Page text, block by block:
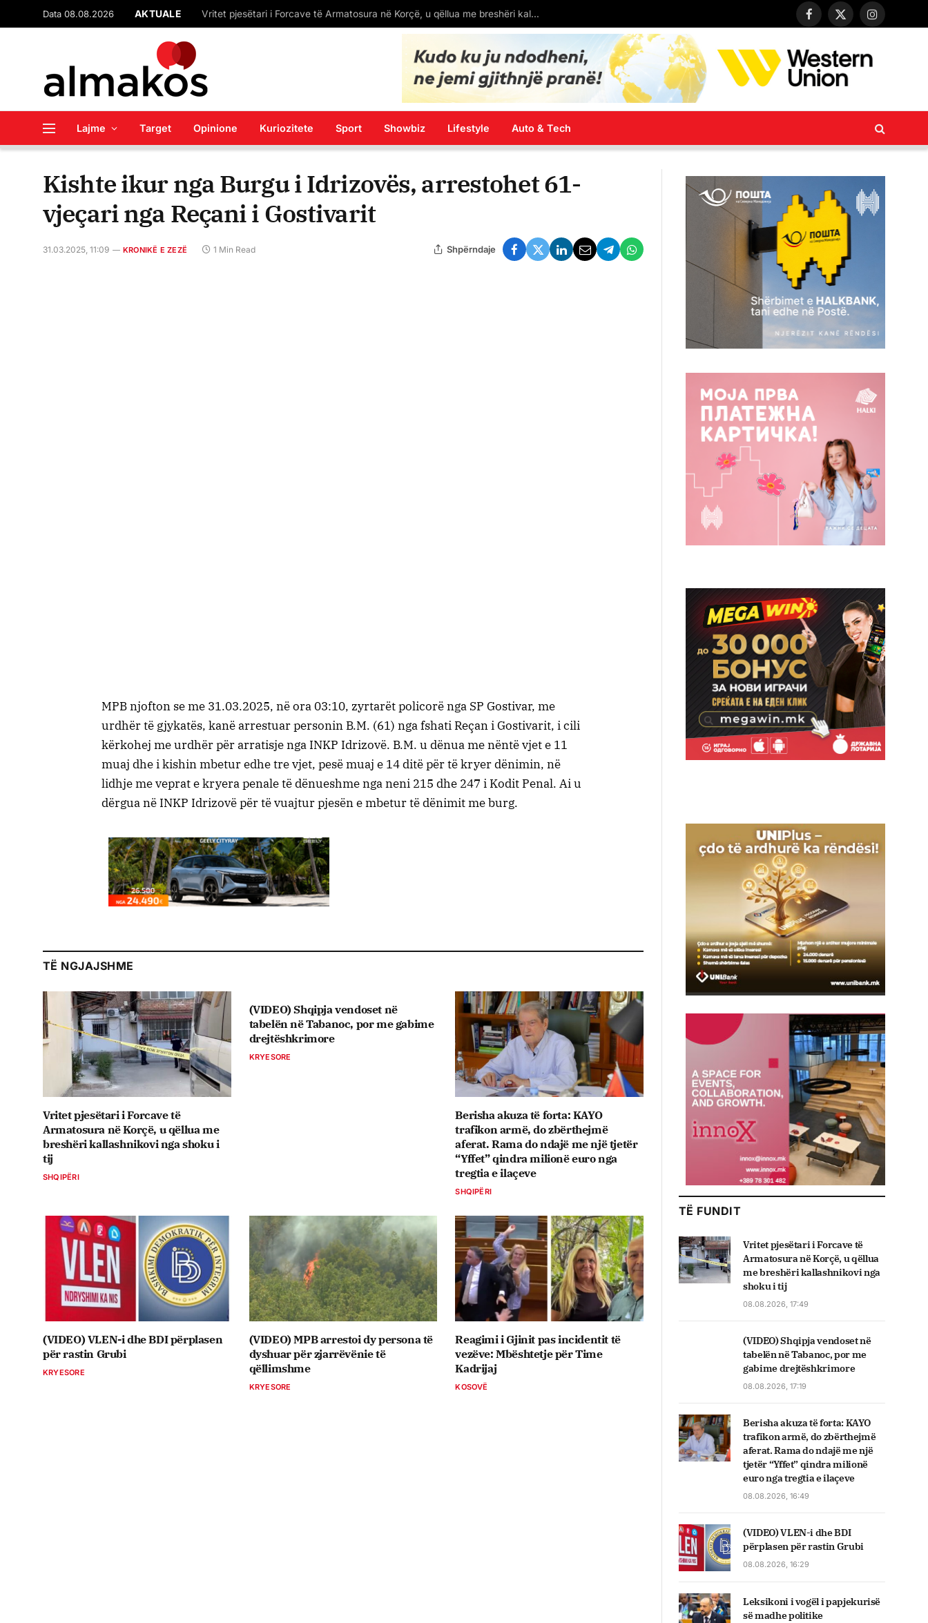
Data 08.08.2026 AKTUALE (VIDEO) Shqipja vendoset në tabelën në Tabanoc, por me gabime drejtëshkrimore
Facebook
X
Instagram
Lajme Target Opinione Kuriozitete Sport Showbiz Lifestyle Auto & Tech
Kishte ikur nga Burgu i Idrizovës, arrestohet 61-
vjeçari nga Reçani i Gostivarit
31.03.2025, 11:09 KRONIKË E ZEZË 1 Min Read Shpërndaje
MPB njofton se me 31.03.2025, në ora 03:10, zyrtarët policorë nga SP Gostivar, me
urdhër të gjykatës, kanë arrestuar personin B.M. (61) nga fshati Reçan i Gostivarit, i cili
kërkohej me urdhër për arratisje nga INKP Idrizovë. B.M. u dënua me nëntë vjet e 11
muaj dhe i kishin mbetur edhe tre vjet, pesë muaj e 14 ditë për të kryer dënimin, në
lidhje me veprat e kryera penale të dënueshme nga neni 215 dhe 247 i Kodit Penal. Ai u
dërgua në INKP Idrizovë për të vuajtur pjesën e mbetur të dënimit me burg.
TË NGJAJSHME
Vritet pjesëtari i Forcave të
Armatosura në Korçë, u qëllua me
breshëri kallashnikovi nga shoku i
tij
SHQIPËRI
(VIDEO) Shqipja vendoset në
tabelën në Tabanoc, por me gabime
drejtëshkrimore
KRYESORE
Berisha akuza të forta: KAYO
trafikon armë, do zbërthejmë
aferat. Rama do ndajë me një tjetër
“Yffet” qindra milionë euro nga
tregtia e ilaçeve
SHQIPËRI
(VIDEO) VLEN-i dhe BDI përplasen
për rastin Grubi
KRYESORE
(VIDEO) MPB arrestoi dy persona të
dyshuar për zjarrëvënie të
qëllimshme
KRYESORE
Reagimi i Gjinit pas incidentit të
vezëve: Mbështetje për Time
Kadrijaj
KOSOVË
TË FUNDIT
Vritet pjesëtari i Forcave të
Armatosura në Korçë, u qëllua
me breshëri kallashnikovi nga
shoku i tij
08.08.2026, 17:49
(VIDEO) Shqipja vendoset në
tabelën në Tabanoc, por me
gabime drejtëshkrimore
08.08.2026, 17:19
Berisha akuza të forta: KAYO
trafikon armë, do zbërthejmë
aferat. Rama do ndajë me një
tjetër “Yffet” qindra milionë
euro nga tregtia e ilaçeve
08.08.2026, 16:49
(VIDEO) VLEN-i dhe BDI
përplasen për rastin Grubi
08.08.2026, 16:29
Leksikoni i vogël i papjekurisë
së madhe politike